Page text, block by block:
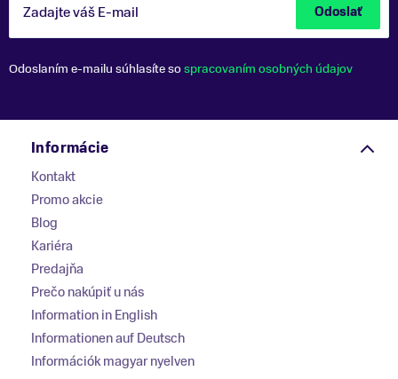
Zadajte váš E-mail Odoslať
Odoslaním e-mailu súhlasíte sospracovaním osobných údajov
Informácie
Kontakt
Promo akcie
Blog
Kariéra
Predajňa
Prečo nakúpiť u nás
Information in English
Informationen auf Deutsch
Információk magyar nyelven